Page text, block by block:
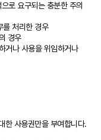
로 요구되는 충분한 주의
를 처리한 경우
경우
거나 사용을 위임하거나
한 사용권만을 부여합니다.